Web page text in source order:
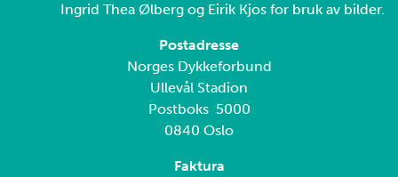
Ingrid Thea Ølberg og Eirik Kjos for bruk av bilder.
Postadresse
Norges Dykkeforbund
Ullevål Stadion
Postboks 5000
0840 Oslo
Faktura